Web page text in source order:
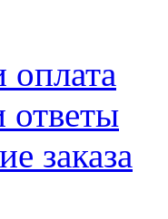
оплата
заказа